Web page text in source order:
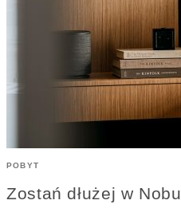
POBYT
Zostań dłużej w Nobu